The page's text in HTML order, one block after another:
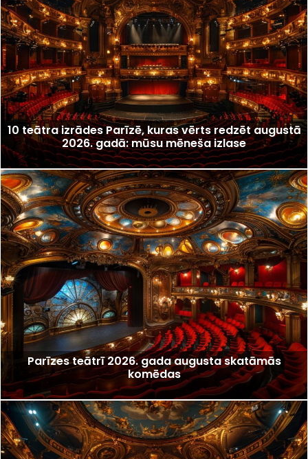
10 teātra izrādes Parīzē, kuras vērts redzēt augustā
2026. gadā: mūsu mēneša izlase
Parīzes teātrī 2026. gada augusta skatāmās
komēdas